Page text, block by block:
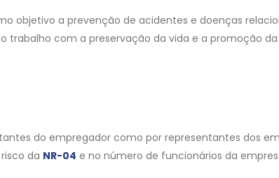
objetivo a prevenção de acidentes e doenças
com a preservação da vida e a promoção da
do empregador como por representantes dos
da NR-04 e no número de funcionários da